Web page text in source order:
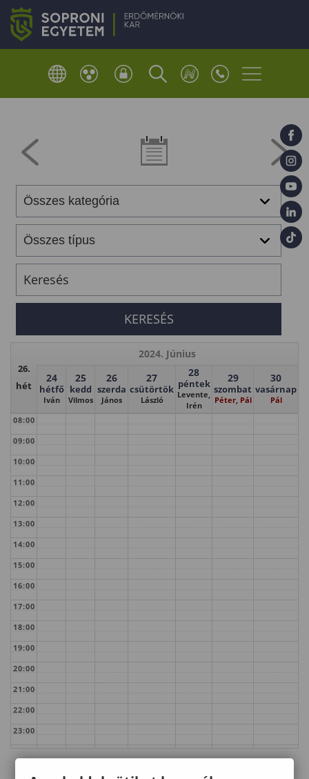
26.
hét
2024. Június
24
hétfő
Iván
25
kedd
Vilmos
26
szerda
János
27
csütörtök
László
28
péntek
Levente,
Irén
29
szombat
Péter, Pál
30
vasárnap
Pál
08:00
09:00
10:00
11:00
12:00
13:00
14:00
15:00
16:00
17:00
18:00
19:00
20:00
21:00
22:00
23:00